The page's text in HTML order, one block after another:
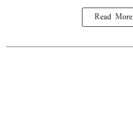
Read More